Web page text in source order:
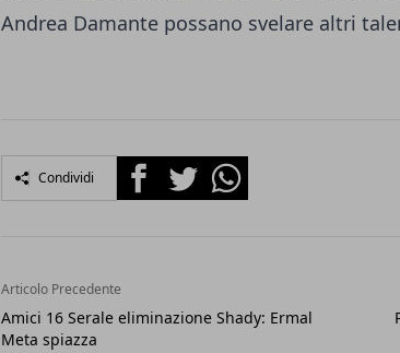
Andrea Damante possano svelare altri
Condividi FacebookTwitterWhatsapp
Articolo Precedente
Amici 16 Serale eliminazione Shady: Ermal
Meta spiazza